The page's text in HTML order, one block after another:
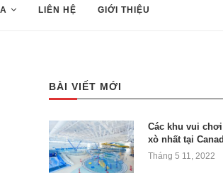
LIÊN HỆ GIỚI THIỆU
BÀI VIẾT MỚI
Các khu vui
xò nhất tại
Tháng 5 11, 2022